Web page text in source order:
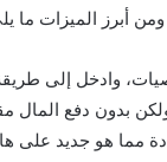
أبرز الميزات ما
وادخل إلى
مما هو جديد على